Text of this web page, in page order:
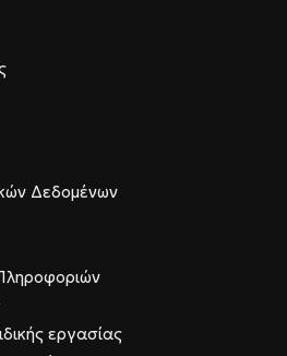
Δεδομένων
εργασίας